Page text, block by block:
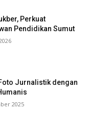
Perkuat
Pendidikan Sumut
Jurnalistik dengan
2025